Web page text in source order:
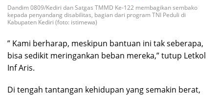
Dandim 0809/Kediri dan Satgas TMMD Ke-122 membagikan sembako
kepada penyandang disabilitas, bagian dari program TNI Peduli di
Kabupaten Kediri (foto: istimewa)
” Kami berharap, meskipun bantuan ini tak seberapa,
bisa sedikit meringankan beban mereka,” tutup Letkol
Inf Aris.
Di tengah tantangan kehidupan yang semakin berat,